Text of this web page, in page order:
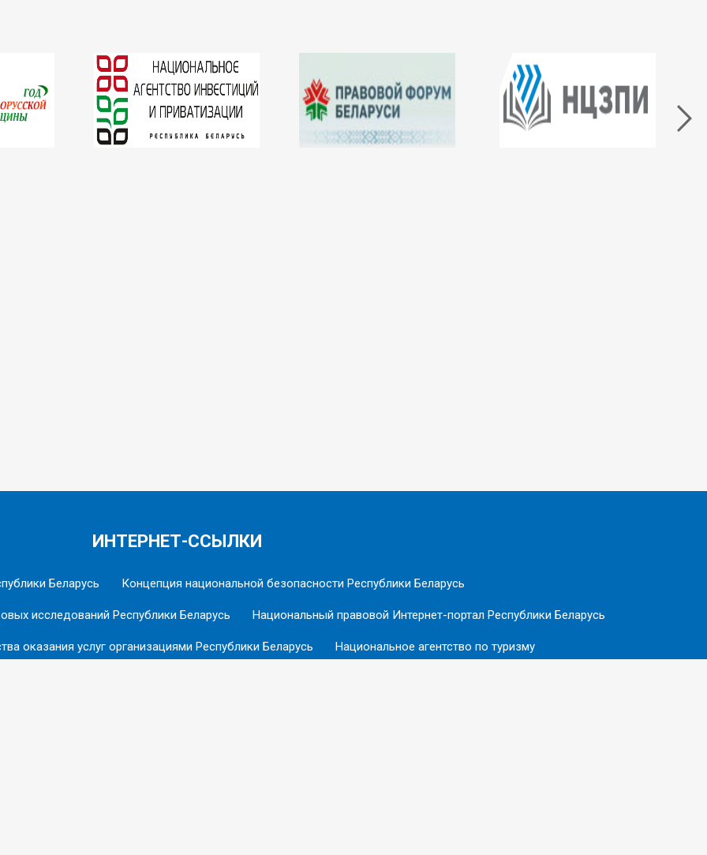
ИНТЕРНЕТ-ССЫЛКИ
Беларусь Концепция национальной безопасности Республики Беларусь
исследований Республики Беларусь Национальный правовой Интернет-портал Республики Беларусь
оказания услуг организациями Республики Беларусь Национальное агентство по туризму